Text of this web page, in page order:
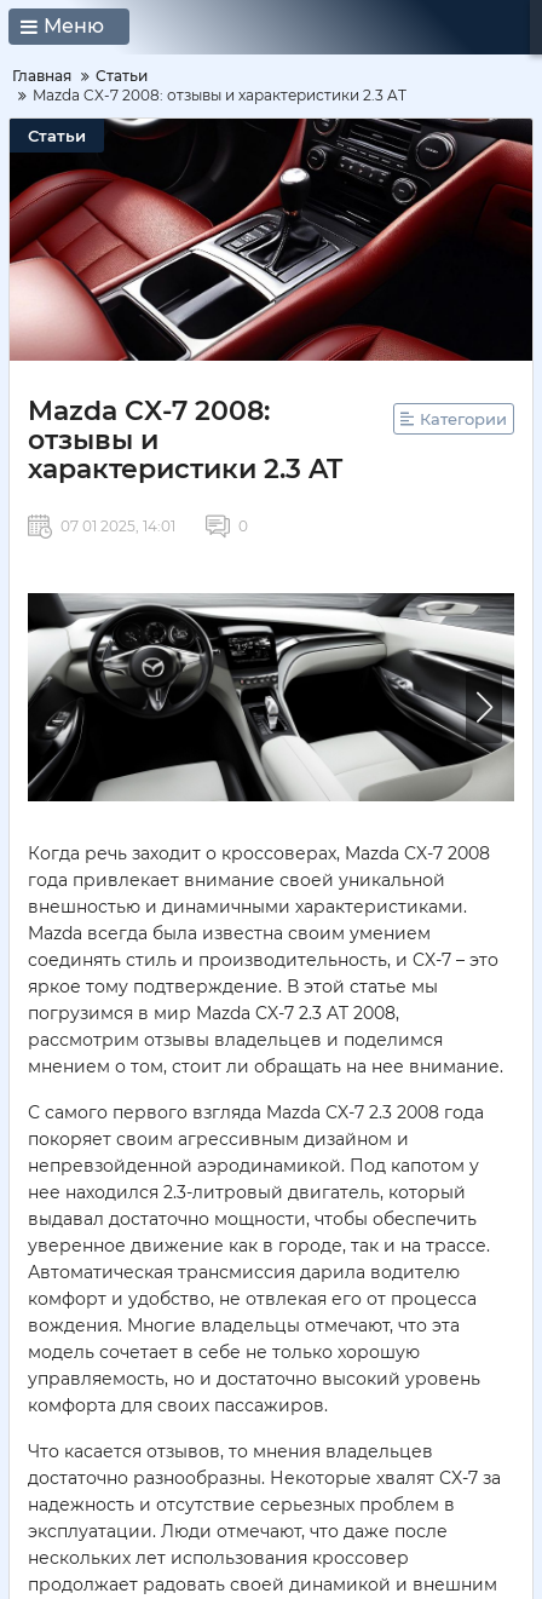
Меню
Главная
Статьи
Mazda CX-7 2008: отзывы и характеристики 2.3 AT
Статьи
Mazda CX-7 2008:
отзывы и
характеристики 2.3 AT
Категории
07 01 2025, 14:01 0
Когда речь заходит о кроссоверах, Mazda CX-7 2008
года привлекает внимание своей уникальной
внешностью и динамичными характеристиками.
Mazda всегда была известна своим умением
соединять стиль и производительность, и CX-7 – это
яркое тому подтверждение. В этой статье мы
погрузимся в мир Mazda CX-7 2.3 AT 2008,
рассмотрим отзывы владельцев и поделимся
мнением о том, стоит ли обращать на нее внимание.
С самого первого взгляда Mazda CX-7 2.3 2008 года
покоряет своим агрессивным дизайном и
непревзойденной аэродинамикой. Под капотом у
нее находился 2.3-литровый двигатель, который
выдавал достаточно мощности, чтобы обеспечить
уверенное движение как в городе, так и на трассе.
Автоматическая трансмиссия дарила водителю
комфорт и удобство, не отвлекая его от процесса
вождения. Многие владельцы отмечают, что эта
модель сочетает в себе не только хорошую
управляемость, но и достаточно высокий уровень
комфорта для своих пассажиров.
Что касается отзывов, то мнения владельцев
достаточно разнообразны. Некоторые хвалят CX-7 за
надежность и отсутствие серьезных проблем в
эксплуатации. Люди отмечают, что даже после
нескольких лет использования кроссовер
продолжает радовать своей динамикой и внешним